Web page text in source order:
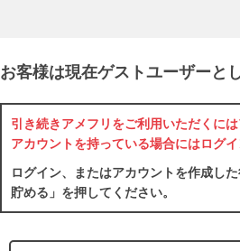
お客様は現在ゲストユーザーと
引き続きアメフリをご利用いただくには
アカウントを持っている場合にはログ
ログイン、またはアカウントを作成し
貯める」を押してください。